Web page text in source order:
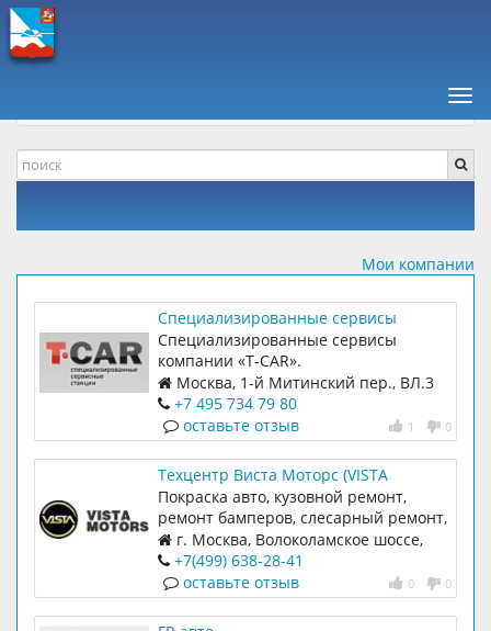
Мои компании
Специализированные сервисы
компании «Т-CАR».
Специализированные сервисы
компании «Т-CАR».
Москва, 1-й Митинский пер., ВЛ.3
+7 495 734 79 80
1 0
оставьте отзыв
Техцентр Виста Моторс (VISTA
MOTORS) - Кузовной ремонт, покраска
авто, оклейка пленкой, диагностика,
техническое обслуживание, ремонт
автомобилей, автосервис
Покраска авто, кузовной ремонт,
ремонт бамперов, слесарный ремонт,
техническое обслуживание, ремонт
авто, диагностика подвески, ремонт
автоэлектрики , мойка, шиномонтаж,
полировка кузова, химчистка авто
г. Москва, Волоколамское шоссе,
146с3
+7(499) 638-28-41
0 0
оставьте отзыв